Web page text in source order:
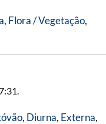
, Flora / Vegetação,
, Diurna, Externa,